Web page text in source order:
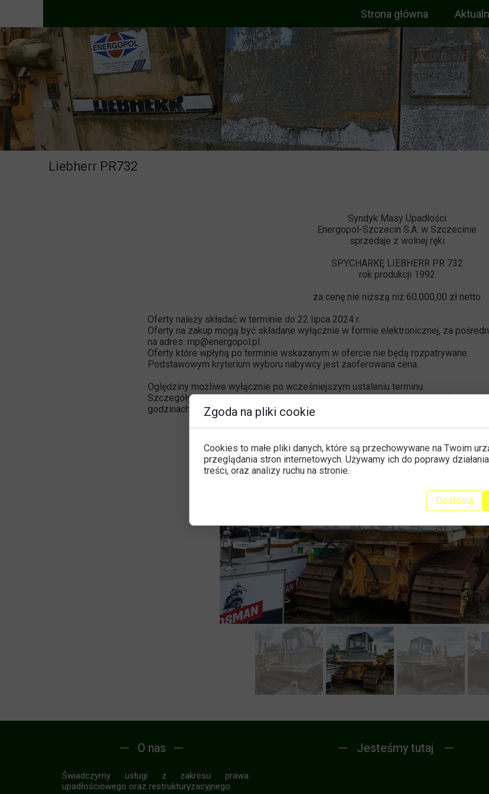
Jesteśmy tutaj
Świadczymy usługi z zakresu prawa
upadłościowego oraz restrukturyzacyjnego
O nas
Strona główna
Liebherr PR732
Syndyk Masy Upadłości
Energopol-Szczecin S.A. w Szczecinie
sprzedaje z wolnej ręki
SPYCHARKĘ LIEBHERR PR 732
rok produkcji 1992
za cenę nie niższą niż 60.000,00 zł netto
Oferty należy składać w terminie do 22 lipca 2024 r.
Oferty na zakup mogą być składane wyłącznie w formie elektronicznej, za
na adres: mp@energopol.pl.
Oferty które wpłyną po terminie wskazanym w ofercie nie będą rozpatrywane.
Podstawowym kryterium wyboru nabywcy jest zaoferowana cena.
Oględziny możliwe wyłącznie po wcześniejszym ustaleniu terminu.
Szczegóły dotyczące oferty można uzyskać pod numerem 730 842 455 (numer
godzinach 9:00 - 15:00).Zgoda na pliki cookie
Cookies to małe pliki danych, które są przechowywane na Twoim
przeglądania stron internetowych. Używamy ich do poprawy
treści, oraz analizy ruchu na stronie.
Dostosuj